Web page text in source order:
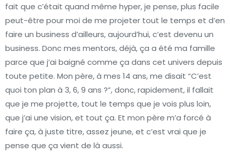
fait que c’était quand même hyper, je pense, plus facile
peut-être pour moi de me projeter tout le temps et d’en
faire un business d’ailleurs, aujourd’hui, c’est devenu un
business. Donc mes mentors, déjà, ça a été ma famille
parce que j’ai baigné comme ça dans cet univers depuis
toute petite. Mon père, à mes 14 ans, me disait “C’est
quoi ton plan à 3, 6, 9 ans ?”, donc, rapidement, il fallait
que je me projette, tout le temps que je vois plus loin,
que j’ai une vision, et tout ça. Et mon père m’a forcé à
faire ça, à juste titre, assez jeune, et c’est vrai que je
pense que ça vient de là aussi.